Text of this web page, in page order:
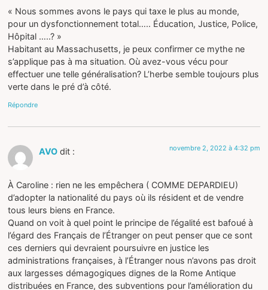
« Nous sommes avons le pays qui taxe le plus au monde,
pour un dysfonctionnement total….. Éducation, Justice, Police,
Hôpital …..? »
Habitant au Massachusetts, je peux confirmer ce mythe ne
s’applique pas à ma situation. Où avez-vous vécu pour
effectuer une telle généralisation? L’herbe semble toujours plus
verte dans le pré d’à côté.
Répondre
AVO dit : novembre 2, 2022 à 4:32 pm
À Caroline : rien ne les empêchera ( COMME DEPARDIEU)
d’adopter la nationalité du pays où ils résident et de vendre
tous leurs biens en France.
Quand on voit à quel point le principe de l’égalité est bafoué à
l’égard des Français de l’Étranger on peut penser que ce sont
ces derniers qui devraient poursuivre en justice les
administrations françaises, à l’Étranger nous n’avons pas droit
aux largesses démagogiques dignes de la Rome Antique
distribuées en France, des subventions pour l’amélioration du